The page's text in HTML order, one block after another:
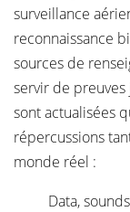
surveillance
reconnaissance
sources de
servir de
sont actualisées
répercussions
monde réel :
Data,